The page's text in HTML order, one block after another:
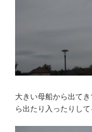
大きい母船から出て
ら出たり入ったりし